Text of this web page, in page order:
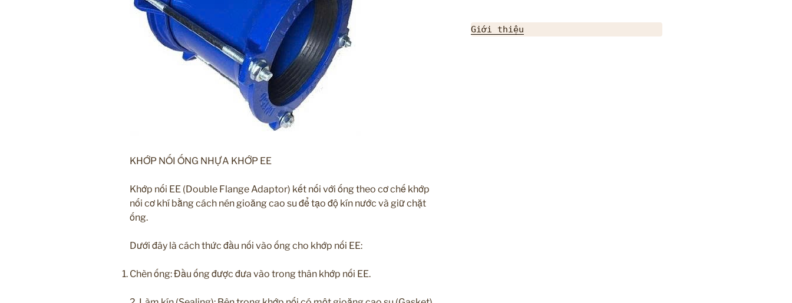
KHỚP NỐI ỐNG NHỰA KHỚP EE
Khớp nối EE (Double Flange Adaptor) kết nối với ống theo cơ chế khớp
nối cơ khí bằng cách nén gioăng cao su để tạo độ kín nước và giữ chặt
ống.
Dưới đây là cách thức đầu nối vào ống cho khớp nối EE:
Chèn ống: Đầu ống được đưa vào trong thân khớp nối EE.
Giới thiệu